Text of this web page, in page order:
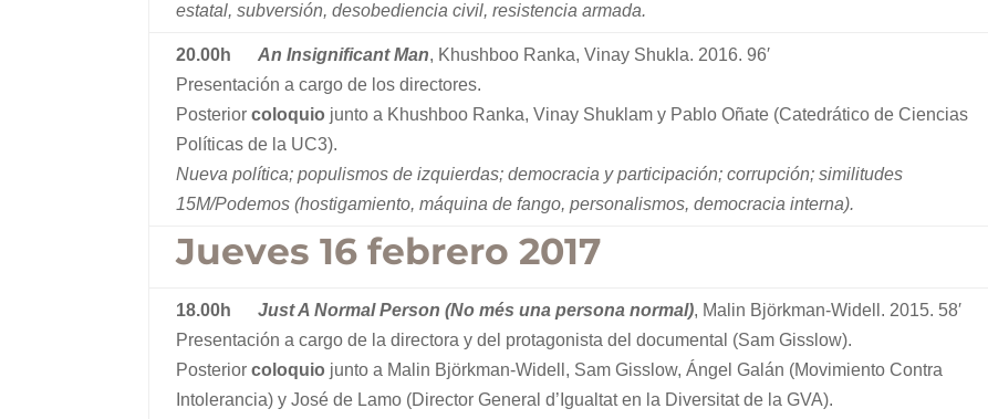
estatal, subversión, desobediencia civil, resistencia armada.
20.00hAn Insignificant Man, Khushboo Ranka, Vinay Shukla. 2016. 96′
Presentación a cargo de los directores.
Posteriorcoloquio junto a Khushboo Ranka, Vinay Shuklam y Pablo Oñate (Catedrático de Ciencias
Políticas de la UC3).
Nueva política; populismos de izquierdas; democracia y participación; corrupción; similitudes
15M/Podemos (hostigamiento, máquina de fango, personalismos, democracia interna).
Jueves 16 febrero 2017
18.00h Just A Normal Person (No més una persona normal), Malin Björkman-Widell. 2015. 58′
Presentación a cargo de la directora y del protagonista del documental (Sam Gisslow).
Posteriorcoloquio junto a Malin Björkman-Widell, Sam Gisslow, Ángel Galán (Movimiento Contra
Intolerancia) y José de Lamo (Director General d’Igualtat en la Diversitat de la GVA).